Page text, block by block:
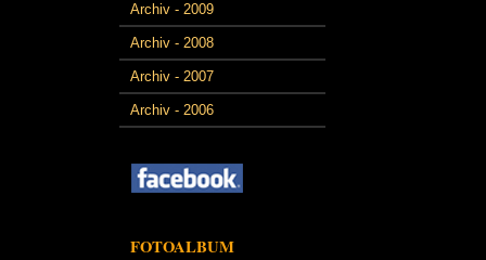
Archiv - 2009
Archiv - 2008
Archiv - 2007
Archiv - 2006
FOTOALBUM